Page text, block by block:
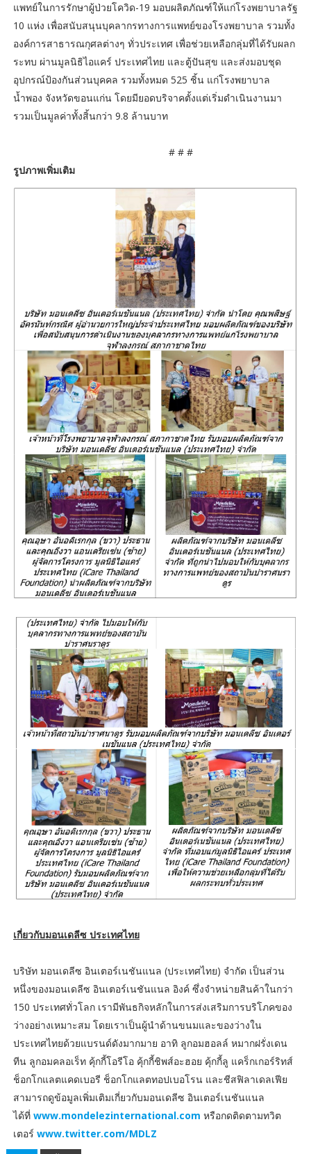
แพทย์ในการรักษาผู้ป่วยโควิด-19 มอบผลิตภัณฑ์ให้แก่โรงพยาบาลรัฐ
10 แห่ง เพื่อสนับสนุนบุคลากรทางการแพทย์ของโรงพยาบาล รวมทั้ง
องค์การสาธารณกุศลต่างๆ ทั่วประเทศ เพื่อช่วยเหลือกลุ่มที่ได้รับผลก
ระทบ ผ่านมูลนิธิไอแคร์ ประเทศไทย และตู้ปันสุข และส่งมอบชุด
อุปกรณ์ป้องกันส่วนบุคคล รวมทั้งหมด 525 ชิ้น แก่โรงพยาบาล
น้ำพอง จังหวัดขอนแก่น โดยมียอดบริจาคตั้งแต่เริ่มดำเนินงานมา
รวมเป็นมูลค่าทั้งสิ้นกว่า 9.8 ล้านบาท
# # #
รูปภาพเพิ่มเติม
เกี่ยวกับมอนเดลีซ ประเทศไทย
บริษัท มอนเดลีซ อินเตอร์เนชันแนล (ประเทศไทย) จำกัด เป็นส่วน
หนึ่งของมอนเดลีซ อินเตอร์เนชันแนล อิงค์ ซึ่งจำหน่ายสินค้าในกว่า
150 ประเทศทั่วโลก เรามีพันธกิจหลักในการส่งเสริมการบริโภคของ
ว่างอย่างเหมาะสม โดยเราเป็นผู้นำด้านขนมและของว่างใน
ประเทศไทยด้วยแบรนด์ดังมากมาย อาทิ ลูกอมฮอลล์ หมากฝรั่งเดน
ทีน ลูกอมคลอเร็ท คุ้กกี้โอรีโอ คุ้กกี้ชิพส์อะฮอย คุ้กกี้ลู แคร็กเกอร์ริทส์
ช็อกโกแลตแคดเบอรี ช็อกโกแลตทอปเบอโรน และชีสฟิลาเดลเฟีย
สามารถดูข้อมูลเพิ่มเติมเกี่ยวกับมอนเดลีซ อินเตอร์เนชันแนล
ได้ที่ www.mondelezinternational.com หรือกดติดตามทวิต
เตอร์ www.twitter.com/MDLZ